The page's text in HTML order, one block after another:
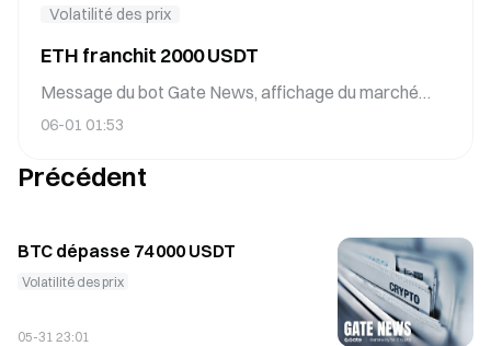
Volatilité des prix
ETH franchit 2000 USDT
Message du bot Gate News, affichage du marché
Gate : ETH dépasse 2 000 USDT, prix actuel 2 000,66
06-01 01:53
Précédent
BTC dépasse 74 000 USDT
Volatilité des prix
05-31 23:01